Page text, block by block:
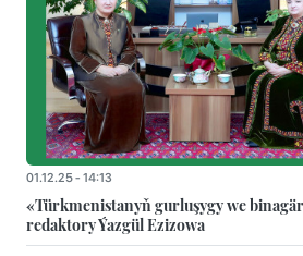
01.12.25 - 14:13
«Türkmenistanyň gurluşygy we
redaktory Ýazgül Ezizowa